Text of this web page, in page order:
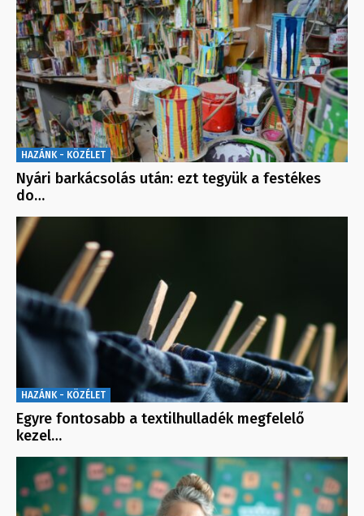
HAZÁNK - KÖZÉLET
Nyári barkácsolás után: ezt tegyük a festékes
do…
HAZÁNK - KÖZÉLET
Egyre fontosabb a textilhulladék megfelelő
kezel…